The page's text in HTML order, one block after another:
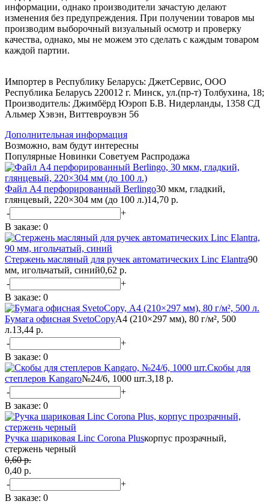
информации, однако производители зачастую делают
изменения без предупреждения. При получении товаров мы
производим выборочный визуальный осмотр и проверку
качества, однако, мы не можем это сделать с каждым товаром
каждой партии.
Импортер в Республику Беларусь: ДжетСервис, ООО
Республика Беларусь 220012 г. Минск, ул.(пр-т) Толбухина, 18;
Производитель: Джимбёрд Юэроп Б.В. Нидерланды, 1358 СД
Альмер Хэвэн, Виттевроувэн 56
Дополнительная информация
Возможно, вам будут интересны
Популярные Новинки Советуем Распродажа
Файл А4 перфорированный Berlingo30 мкм, гладкий,
глянцевый, 220×304 мм (до 100 л.)14,70 р.
-
+
В заказе: 0
Стержень масляный для ручек автоматических Linc Elantra90
мм, игольчатый, синий0,62 р.
-
+
В заказе: 0
Бумага офисная SvetoCopyА4 (210×297 мм), 80 г/м², 500
л.13,44 р.
-
+
В заказе: 0
Скобы для
степлеров Kangaro№24/6, 1000 шт.3,18 р.
-
+
В заказе: 0
Ручка шариковая Linc Corona Plusкорпус прозрачный,
стержень черный
0,60 р.
0,40 p.
-
+
В заказе: 0